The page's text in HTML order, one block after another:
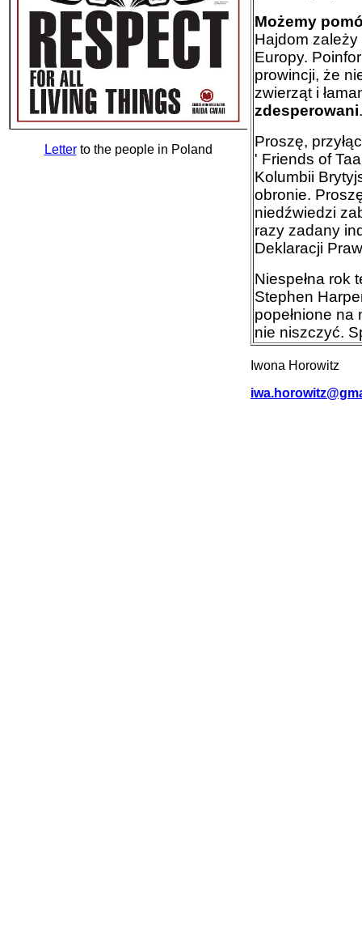
Letterto the people in Poland
Możemy
Hajdom zależy
Europy.
prowincji, że
zwierząt i
zdesperowani.
Proszę,
' Friends of
Kolumbii
obronie.
niedźwiedzi
razy zadany
Deklaracji
Niespełna rok
Stephen
popełnione na
nie niszczyć.
Iwona Horowitz